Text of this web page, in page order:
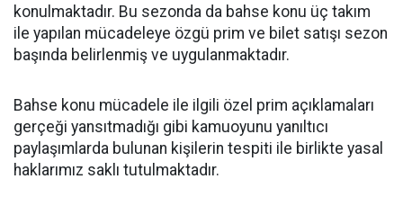
konulmaktadır. Bu sezonda da bahse konu üç takım
ile yapılan mücadeleye özgü prim ve bilet satışı sezon
başında belirlenmiş ve uygulanmaktadır.
Bahse konu mücadele ile ilgili özel prim açıklamaları
gerçeği yansıtmadığı gibi kamuoyunu yanıltıcı
paylaşımlarda bulunan kişilerin tespiti ile birlikte yasal
haklarımız saklı tutulmaktadır.